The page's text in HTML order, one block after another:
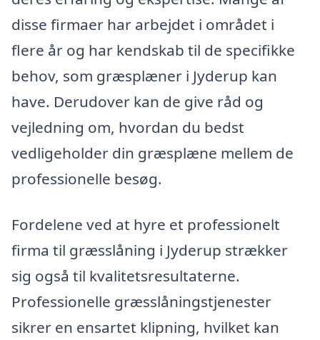
disse firmaer har arbejdet i området i
flere år og har kendskab til de specifikke
behov, som græsplæner i Jyderup kan
have. Derudover kan de give råd og
vejledning om, hvordan du bedst
vedligeholder din græsplæne mellem de
professionelle besøg.
Fordelene ved at hyre et professionelt
firma til græsslåning i Jyderup strækker
sig også til kvalitetsresultaterne.
Professionelle græsslåningstjenester
sikrer en ensartet klipning, hvilket kan